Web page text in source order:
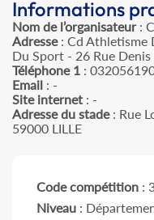
Informations
Nom de l’organisateur:
Adresse: Cd Athletisme
Du Sport - 26 Rue
Téléphone 1 :
Email : -
Site internet : -
Adresse du stade: Rue
59000 LILLE
Code compétition :
Niveau :